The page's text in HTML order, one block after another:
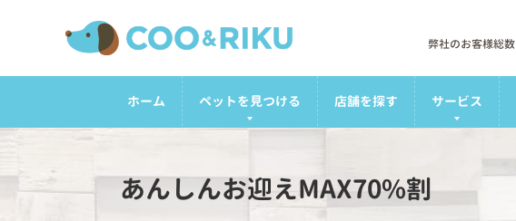
弊社のお客様総数
ホーム ペットを見つける 店舗を探す サービス
あんしんお迎えMAX70%割